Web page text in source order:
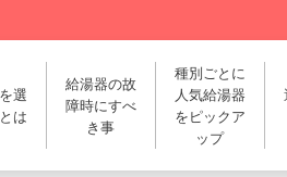
選
は
給湯器の故
障時にすべ
き事
種別ごとに
人気給湯器
をピックア
ップ